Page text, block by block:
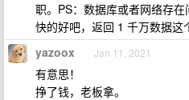
职。PS：数据库或者网络存
快的好吧，返回 1 千万数据这
yazoox Jan 11, 2021
有意思！
挣了钱，老板拿。